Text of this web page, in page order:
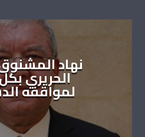
نهاد
الحريري
لمواقفه